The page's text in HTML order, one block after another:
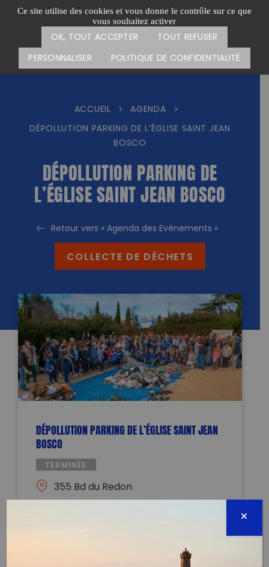
Ce site utilise des cookies et vous donne le contrôle sur ce que
vous souhaitez activer
OK, TOUT ACCEPTER
TOUT REFUSER
PERSONNALISER
POLITIQUE DE CONFIDENTIALITÉ
Passer
Menu
CARTE DES ACTIONS FAIRE UN DON
ACCUEIL > AGENDA
>
DÉPOLLUTION PARKING DE L’ÉGLISE SAINT JEAN
BOSCO
DÉPOLLUTION PARKING DE
L’ÉGLISE SAINT JEAN BOSCO
Retour vers « Agenda des Evénements »
COLLECTE DE DÉCHETS
DÉPOLLUTION PARKING DE L’ÉGLISE SAINT JEAN
BOSCO
TERMINÉE
355 Bd du Redon
13009 Marseille
18 janvier 2026 - 12:00 à 15:00
cleanmycalanques@gmail.com